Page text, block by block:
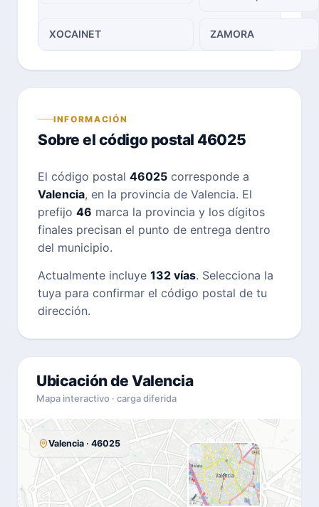
XOCAINET ZAMORA
INFORMACIÓN
Sobre el código postal 46025
El código postal 46025 corresponde a
Valencia, en la provincia de Valencia. El
prefijo 46 marca la provincia y los dígitos
finales precisan el punto de entrega dentro
del municipio.
Actualmente incluye 132 vías. Selecciona la
tuya para confirmar el código postal de tu
dirección.
Ubicación de Valencia
Mapa interactivo · carga diferida
Valencia · 46025